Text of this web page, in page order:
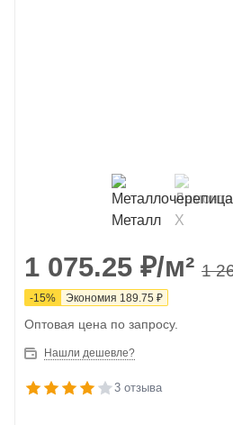
1 075.25 ₽/м² 1
-15% Экономия 189.75 ₽
Оптовая цена по запросу.
Нашли дешевле?
3 отзыва